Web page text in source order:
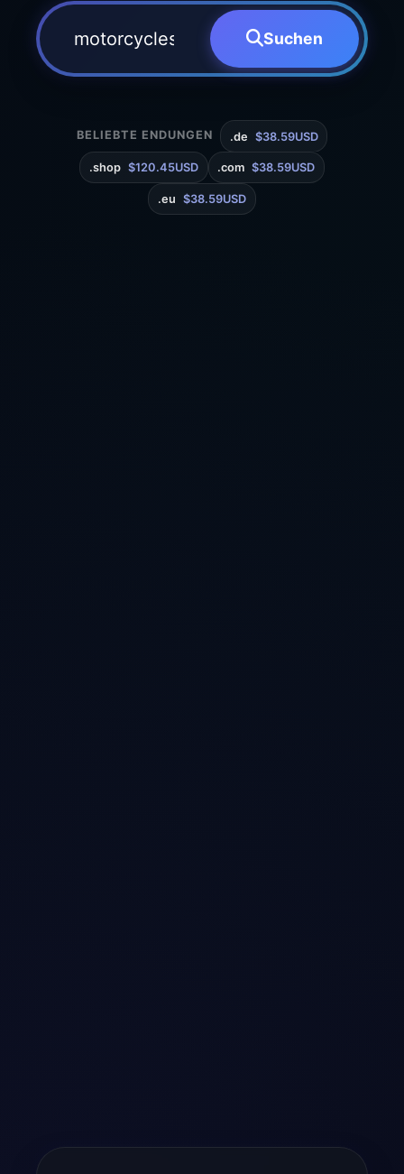
Suchen
BELIEBTE ENDUNGEN .de $38.59USD
.shop $120.45USD .com $38.59USD
.eu $38.59USD